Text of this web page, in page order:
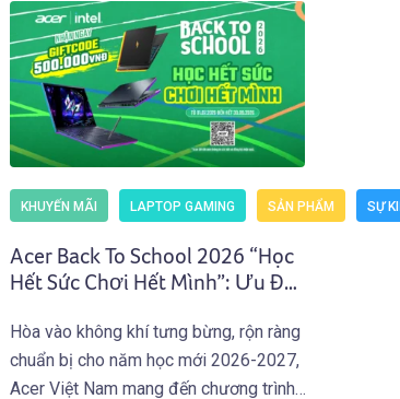
KHUYẾN MÃI LAPTOP GAMING SẢN PHẨM SỰ
Acer Back To School 2026 “Học
Hết Sức Chơi Hết Mình”: Ưu Đãi
(Predator) Nhận Giftcode
500.000 VNĐ (01.07 –
30.09.2026)
Hòa vào không khí tưng bừng, rộn ràng
chuẩn bị cho năm học mới 2026-2027,
Acer Việt Nam mang đến chương trình